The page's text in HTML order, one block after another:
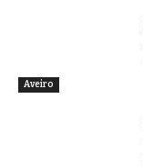
Aveiro